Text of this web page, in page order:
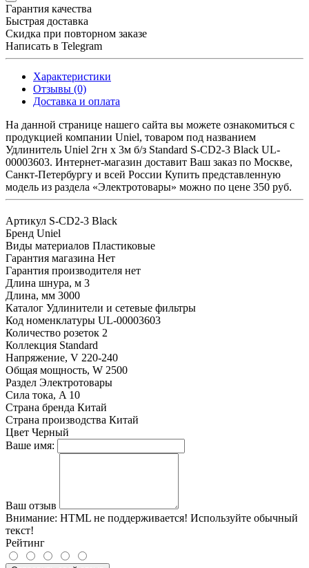
Гарантия качества
Быстрая доставка
Скидка при повторном заказе
Написать в Telegram
Характеристики
Отзывы (0)
Доставка и оплата
На данной странице нашего сайта вы можете ознакомиться с
продукцией компании Uniel, товаром под названием
Удлинитель Uniel 2гн х 3м б/з Standard S-CD2-3 Black UL-
00003603. Интернет-магазин доставит Ваш заказ по Москве,
Санкт-Петербургу и всей России Купить представленную
модель из раздела «Электротовары» можно по цене 350 руб.
Артикул S-CD2-3 Black
Бренд Uniel
Виды материалов Пластиковые
Гарантия магазина Нет
Гарантия производителя нет
Длина шнура, м 3
Длина, мм 3000
Каталог Удлинители и сетевые фильтры
Код номенклатуры UL-00003603
Количество розеток 2
Коллекция Standard
Напряжение, V 220-240
Общая мощность, W 2500
Раздел Электротовары
Сила тока, A 10
Страна бренда Китай
Страна производства Китай
Цвет Черный
Ваше имя:
Ваш отзыв
Внимание: HTML не поддерживается! Используйте обычный
текст!
Рейтинг